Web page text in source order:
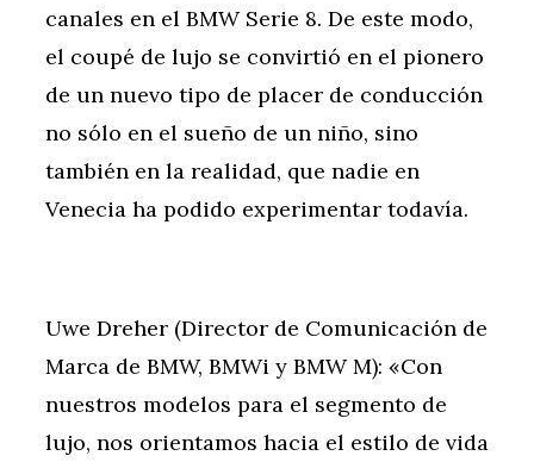
canales en el BMW Serie 8. De este modo,
el coupé de lujo se convirtió en el pionero
de un nuevo tipo de placer de conducción
no sólo en el sueño de un niño, sino
también en la realidad, que nadie en
Venecia ha podido experimentar todavía.
Uwe Dreher (Director de Comunicación de
Marca de BMW, BMWi y BMW M): «Con
nuestros modelos para el segmento de
lujo, nos orientamos hacia el estilo de vida